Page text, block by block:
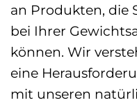
an Produkten, die
bei Ihrer
können. Wir
eine
mit unseren